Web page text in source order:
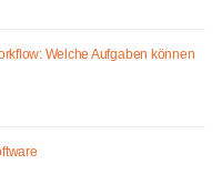
Welche Aufgaben können